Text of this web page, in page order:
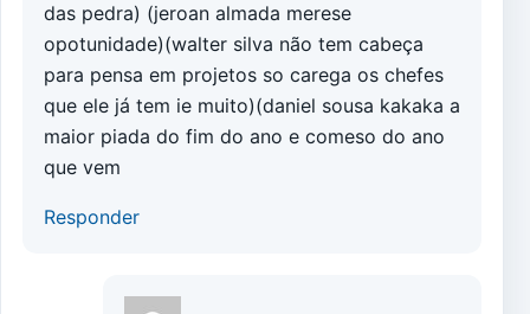
das pedra) (jeroan almada merese
opotunidade)(walter silva não tem cabeça
para pensa em projetos so carega os chefes
que ele já tem ie muito)(daniel sousa kakaka a
maior piada do fim do ano e comeso do ano
que vem
Responder